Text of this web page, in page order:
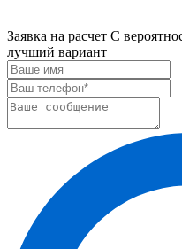
Заявка на расчет С
лучший вариант